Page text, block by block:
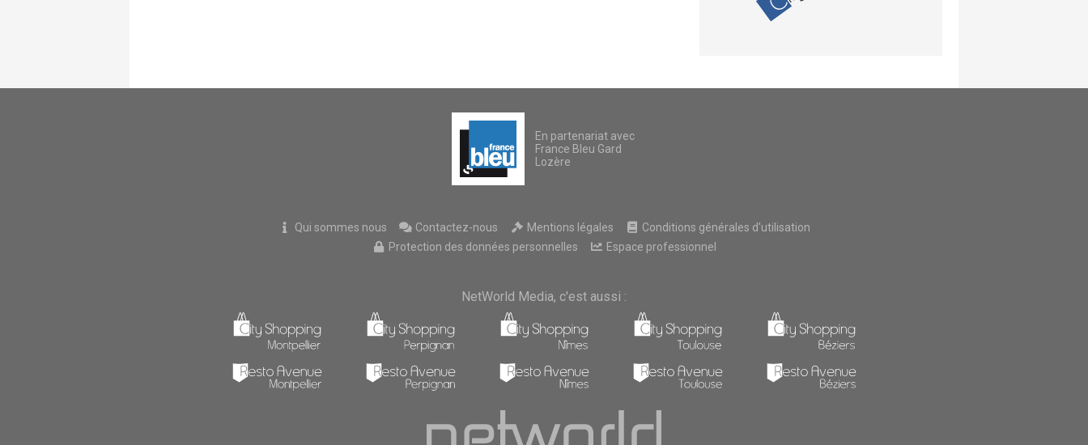
En partenariat avec
France Bleu Gard
Lozère
Qui sommes nous Contactez-nous Mentions légales
Conditions générales d'utilisation
Protection des données personnelles
Espace professionnel
NetWorld Media, c'est aussi :